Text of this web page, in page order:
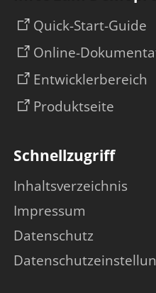
Quick-Start-Guide
Online-
Entwicklerbereich
Produktseite
Schnellzugriff
Inhaltsverzeichnis
Impressum
Datenschutz